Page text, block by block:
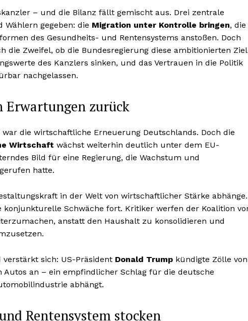
– und die Bilanz fällt gemischt aus. Drei zentrale
Wählern gegeben: die Migration unter Kontrolle bringen, die
des Gesundheits- und Rentensystems anstoßen. Doch
die Zweifel, ob die Bundesregierung diese ambitionierten
des Kanzlers sinken, und das Vertrauen in die Politik
nachgelassen.
zurück
die wirtschaftliche Erneuerung Deutschlands. Doch die
Wirtschaft wächst weiterhin deutlich unter dem EU-
Bild für eine Regierung, die Wachstum und
hatte.
in der Welt von wirtschaftlicher Stärke abhänge.
konjunkturelle Schwäche fort. Kritiker werfen der Koalition
anstatt den Haushalt zu konsolidieren und
sich: US-Präsident Donald Trump kündigte Zölle von
an – ein empfindlicher Schlag für die deutsche
abhängt.
Rentensystem stocken